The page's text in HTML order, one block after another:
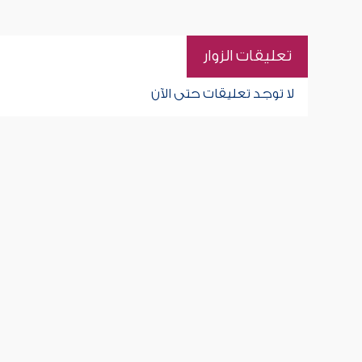
تعليقات الزوار
لا توجد تعليقات حتى الآن